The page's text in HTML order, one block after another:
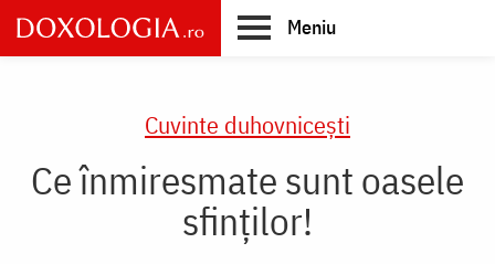
Skip
to
main
Meniu
Cuvinte duhovnicești
Ce înmiresmate sunt oasele
sfinţilor!